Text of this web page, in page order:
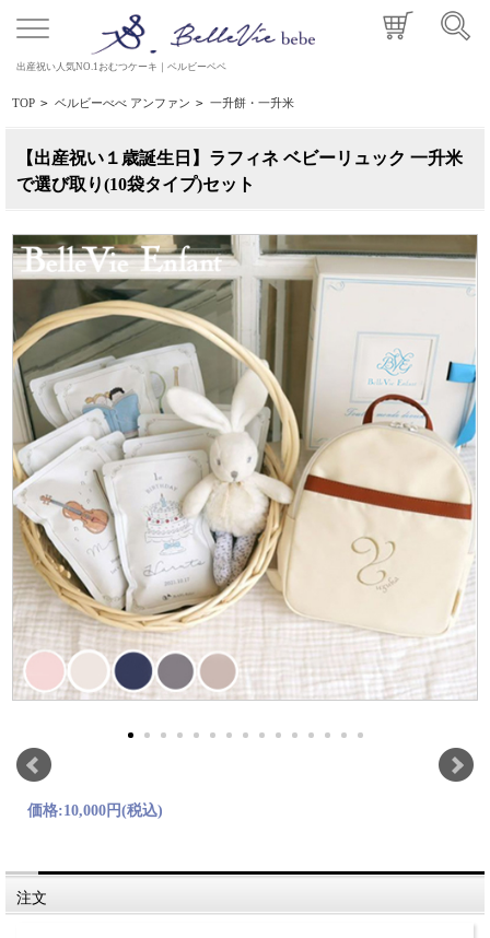
出産祝い人気NO.1おむつケーキ｜ベルビーベベ
TOP > ベルビーべべ アンファン > 一升餅・一升米
【出産祝い１歳誕生日】ラフィネ ベビーリュック 一升米
で選び取り(10袋タイプ)セット
価格:10,000円(税込)
注文